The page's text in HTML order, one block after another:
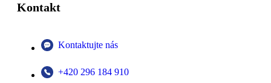
Kontakt
Kontaktujte nás
+420 296 184 910